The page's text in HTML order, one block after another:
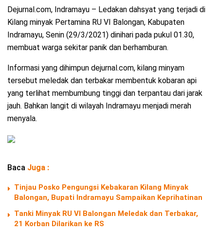
Dejurnal.com, Indramayu – Ledakan dahsyat yang terjadi di
Kilang minyak Pertamina RU VI Balongan, Kabupaten
Indramayu, Senin (29/3/2021) dinihari pada pukul 01.30,
membuat warga sekitar panik dan berhamburan.
Informasi yang dihimpun dejurnal.com, kilang minyam
tersebut meledak dan terbakar membentuk kobaran api
yang terlihat membumbung tinggi dan terpantau dari jarak
jauh. Bahkan langit di wilayah Indramayu menjadi merah
menyala.
Baca Juga :
Tinjau Posko Pengungsi Kebakaran Kilang Minyak
Balongan, Bupati Indramayu Sampaikan Keprihatinan
Tanki Minyak RU VI Balongan Meledak dan Terbakar,
21 Korban Dilarikan ke RS